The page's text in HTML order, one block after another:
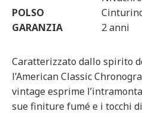
POLSO
GARANZIA
2 anni
Caratterizzato dallo spirito
l’American Classic
vintage esprime
sue finiture fumé e i tocchi